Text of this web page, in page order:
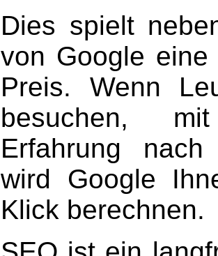
Dies spielt
von Google
Preis. Wenn
besuchen,
Erfahrung
wird Google
Klick berechnen.